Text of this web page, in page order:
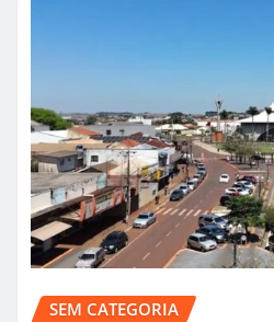
SEM CATEGORIA